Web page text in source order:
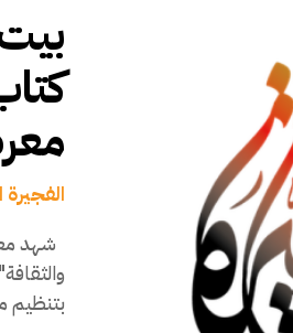
الفجيرة
شهد
بتنظيم